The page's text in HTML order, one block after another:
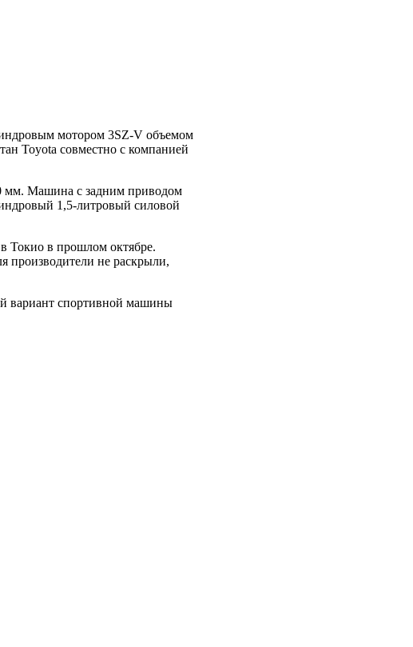
мотором 3SZ-V объемом
Toyota совместно с компанией
мм. Машина с задним приводом
1,5-литровый силовой
Токио в прошлом октябре.
производители не раскрыли,
вариант спортивной машины